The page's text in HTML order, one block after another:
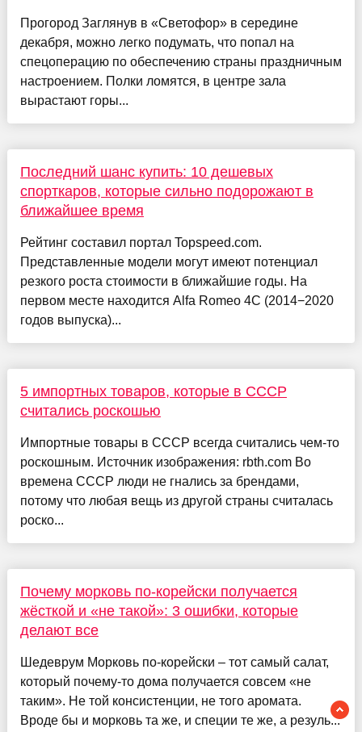
Прогород Заглянув в «Светофор» в середине
декабря, можно легко подумать, что попал на
спецоперацию по обеспечению страны праздничным
настроением. Полки ломятся, в центре зала
вырастают горы...
Последний шанс купить: 10 дешевых
спорткаров, которые сильно подорожают в
ближайшее время
Рейтинг составил портал Topspeed.com.
Представленные модели могут имеют потенциал
резкого роста стоимости в ближайшие годы. На
первом месте находится Alfa Romeo 4C (2014−2020
годов выпуска)...
5 импортных товаров, которые в СССР
считались роскошью
Импортные товары в СССР всегда считались чем-то
роскошным. Источник изображения: rbth.com Во
времена СССР люди не гнались за брендами,
потому что любая вещь из другой страны считалась
роско...
Почему морковь по-корейски получается
жёсткой и «не такой»: 3 ошибки, которые
делают все
Шедеврум Морковь по-корейски – тот самый салат,
который почему-то дома получается совсем «не
таким». Не той консистенции, не того аромата.
Вроде бы и морковь та же, и специи те же, а резуль...